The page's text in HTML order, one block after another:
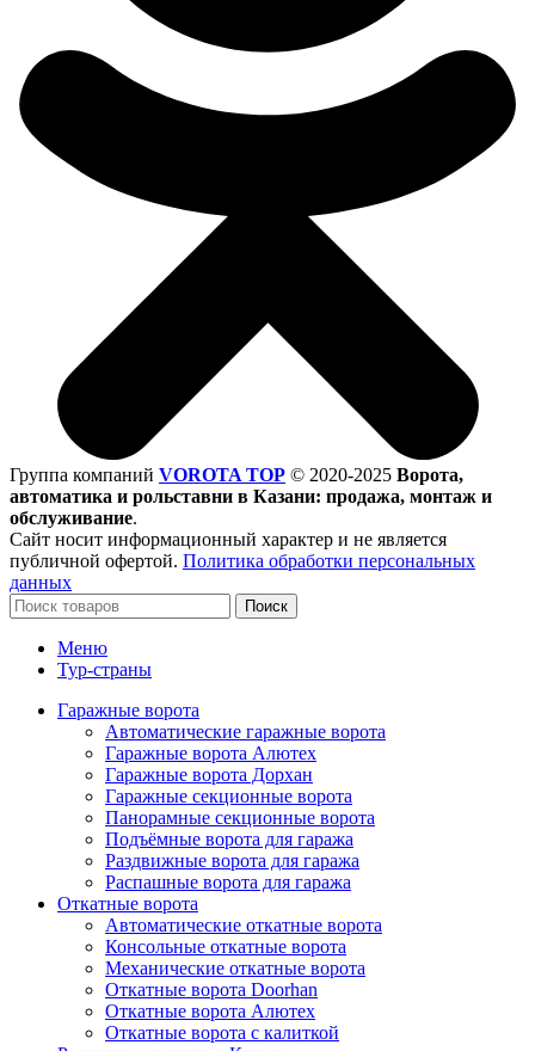
Группа компаний VOROTA TOP © 2020-2025 Ворота,
автоматика и рольставни в Казани: продажа, монтаж и
обслуживание.
Сайт носит информационный характер и не является
публичной офертой. Политика обработки персональных
данных
Поиск
Меню
Тур-страны
Гаражные ворота
Автоматические гаражные ворота
Гаражные ворота Алютех
Гаражные ворота Дорхан
Гаражные секционные ворота
Панорамные секционные ворота
Подъёмные ворота для гаража
Раздвижные ворота для гаража
Распашные ворота для гаража
Откатные ворота
Автоматические откатные ворота
Консольные откатные ворота
Механические откатные ворота
Откатные ворота Doorhan
Откатные ворота Алютех
Откатные ворота с калиткой